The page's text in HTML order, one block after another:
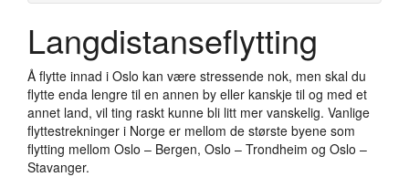
Langdistanseflytting
Å flytte innad i Oslo kan være stressende nok, men skal du
flytte enda lengre til en annen by eller kanskje til og med et
annet land, vil ting raskt kunne bli litt mer vanskelig. Vanlige
flyttestrekninger i Norge er mellom de største byene som
flytting mellom Oslo – Bergen, Oslo – Trondheim og Oslo –
Stavanger.